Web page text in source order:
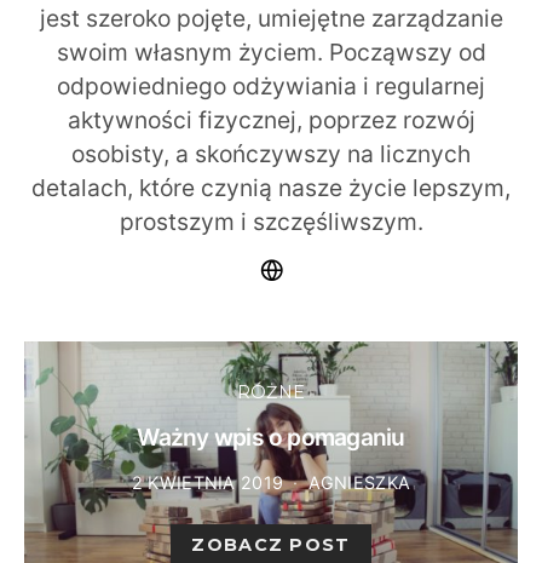
jest szeroko pojęte, umiejętne zarządzanie
swoim własnym życiem. Począwszy od
odpowiedniego odżywiania i regularnej
aktywności fizycznej, poprzez rozwój
osobisty, a skończywszy na licznych
detalach, które czynią nasze życie lepszym,
prostszym i szczęśliwszym.
RÓŻNE
Ważny wpis o pomaganiu
2 KWIETNIA 2019 AGNIESZKA
ZOBACZ POST